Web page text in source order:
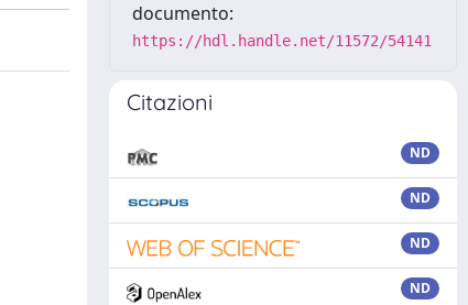
documento:
https://hdl.handle.net/11572/54141
Citazioni
ND
ND
ND
ND